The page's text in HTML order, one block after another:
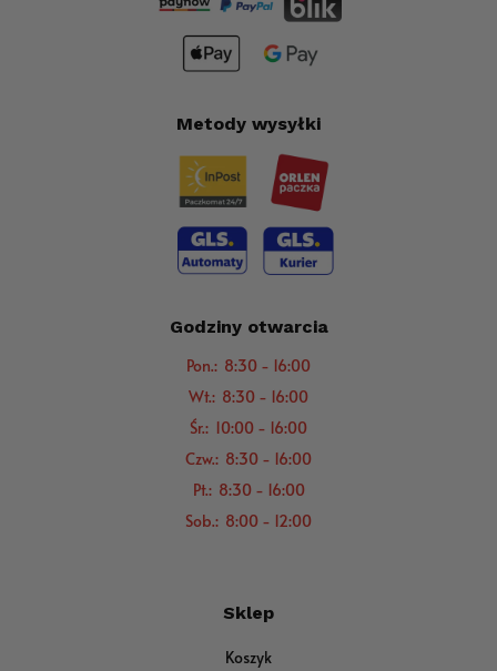
Metody wysyłki
Godziny otwarcia
Pon.: 8:30 - 16:00
Wt.: 8:30 - 16:00
Śr.: 10:00 - 16:00
Czw.: 8:30 - 16:00
Pt.: 8:30 - 16:00
Sob.: 8:00 - 12:00
Sklep
Koszyk